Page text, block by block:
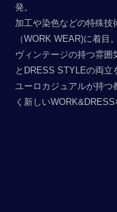
発。
加工や染色などの特殊
（WORK WEAR)に着目。
ヴィンテージの持つ雰
とDRESS STYLEの両立
ユーロカジュアルが持
く新しい